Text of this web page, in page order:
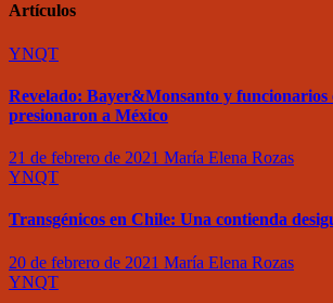
Artículos
YNQT
Revelado: Bayer&Monsanto y funcionarios
presionaron a México
21 de febrero de 2021 María Elena Rozas
YNQT
Transgénicos en Chile: Una contienda
20 de febrero de 2021 María Elena Rozas
YNQT